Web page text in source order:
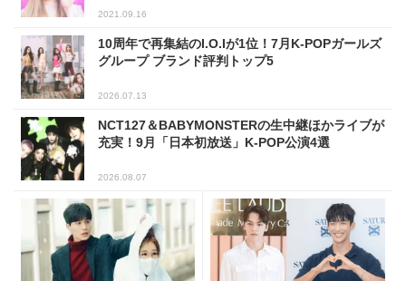
2021.09.16
10周年で再集結のI.O.Iが1位！7月K-POPガールズ
グループ ブランド評判トップ5
2026.07.13
NCT127＆BABYMONSTERの生中継ほかライブが
充実！9月「日本初放送」K-POP公演4選
2026.08.07